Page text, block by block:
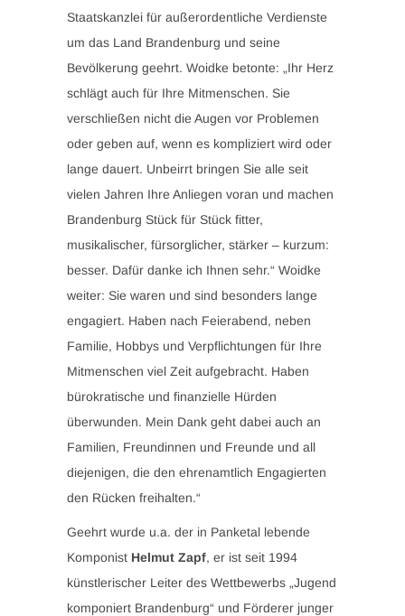
Staatskanzlei für außerordentliche Verdienste
um das Land Brandenburg und seine
Bevölkerung geehrt. Woidke betonte: „Ihr Herz
schlägt auch für Ihre Mitmenschen. Sie
verschließen nicht die Augen vor Problemen
oder geben auf, wenn es kompliziert wird oder
lange dauert. Unbeirrt bringen Sie alle seit
vielen Jahren Ihre Anliegen voran und machen
Brandenburg Stück für Stück fitter,
musikalischer, fürsorglicher, stärker – kurzum:
besser. Dafür danke ich Ihnen sehr.“ Woidke
weiter: Sie waren und sind besonders lange
engagiert. Haben nach Feierabend, neben
Familie, Hobbys und Verpflichtungen für Ihre
Mitmenschen viel Zeit aufgebracht. Haben
bürokratische und finanzielle Hürden
überwunden. Mein Dank geht dabei auch an
Familien, Freundinnen und Freunde und all
diejenigen, die den ehrenamtlich Engagierten
den Rücken freihalten.“
Geehrt wurde u.a. der in Panketal lebende
Komponist Helmut Zapf, er ist seit 1994
künstlerischer Leiter des Wettbewerbs „Jugend
komponiert Brandenburg“ und Förderer junger